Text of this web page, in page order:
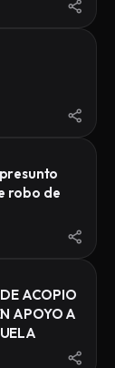
robo de
ACOPIO
APOYO A